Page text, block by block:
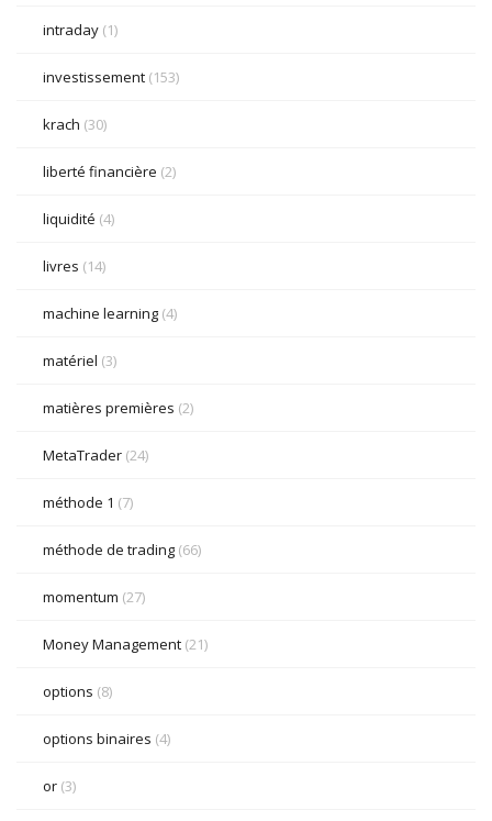
intraday (1)
investissement (153)
krach (30)
liberté financière (2)
liquidité (4)
livres (14)
machine learning (4)
matériel (3)
matières premières (2)
MetaTrader (24)
méthode 1 (7)
méthode de trading (66)
momentum (27)
Money Management (21)
options (8)
options binaires (4)
or (3)